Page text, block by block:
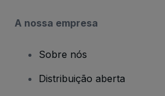
A nossa empresa
Sobre nós
Distribuição aberta